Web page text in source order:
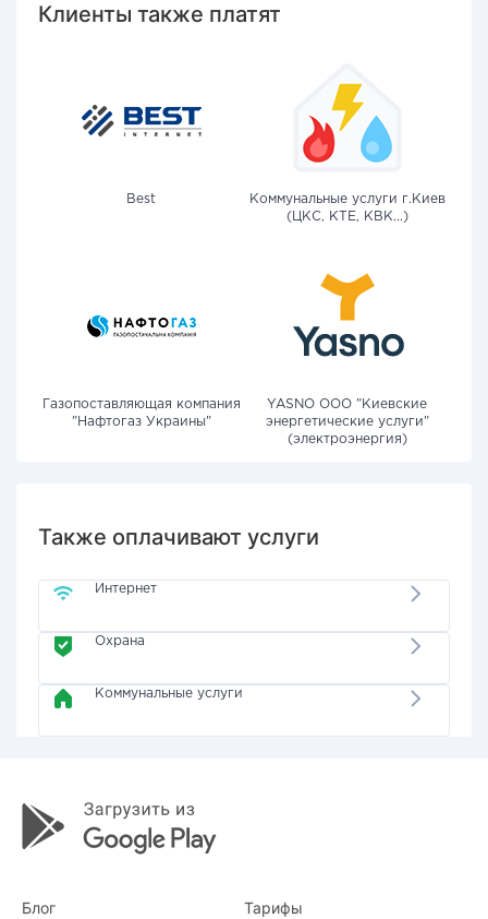
Клиенты также платят
Best
Коммунальные услуги г.Киев
(ЦКС, КТЕ, КВК...)
Газопоставляющая компания
"Нафтогаз Украины"
YASNO OOO "Киевские
энергетические услуги"
(электроэнергия)
Также оплачивают услуги
Интернет
Охрана
Коммунальные услуги
Блог Тарифы